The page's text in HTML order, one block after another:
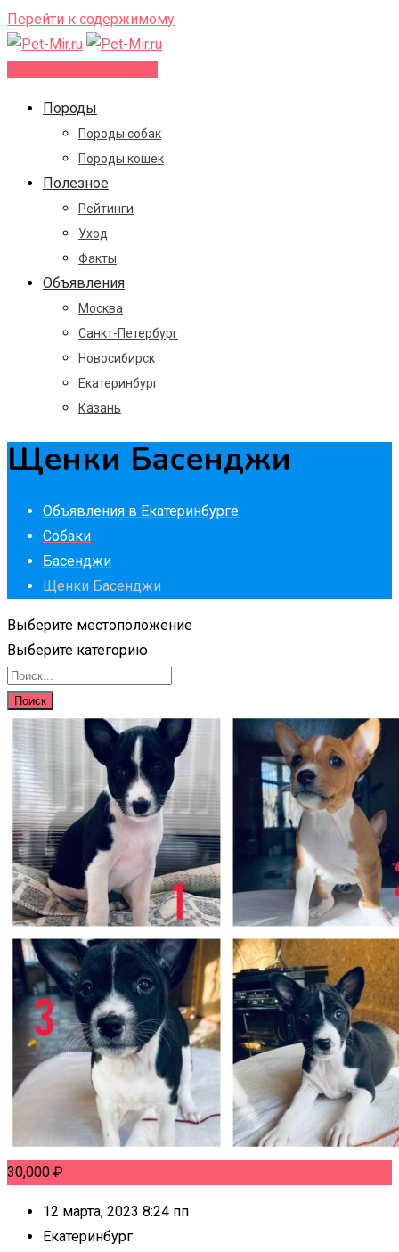
Перейти к содержимому
Породы
Породы собак
Породы кошек
Полезное
Рейтинги
Уход
Факты
Объявления
Москва
Санкт-Петербург
Новосибирск
Екатеринбург
Казань
Щенки Басенджи
Объявления в Екатеринбурге
Собаки
Басенджи
Щенки Басенджи
Выберите местоположение
Выберите категорию
Поиск
30,000 ₽
12 марта, 2023 8:24 пп
Екатеринбург